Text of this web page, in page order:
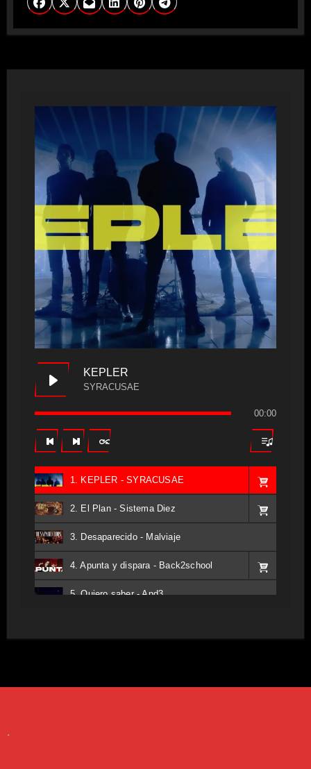
KEPLER
SYRACUSAE
00:00
1. KEPLER - SYRACUSAE
2. El Plan - Sistema Diez
3. Desaparecido - Malviaje
4. Apunta y dispara - Back2school
5. Quiero saber - And3
.